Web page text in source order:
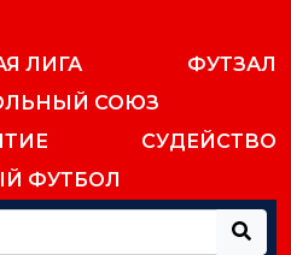
ЛИГА
ФУТЗАЛ
СОЮЗ
СУДЕЙСТВО
ФУТБОЛ